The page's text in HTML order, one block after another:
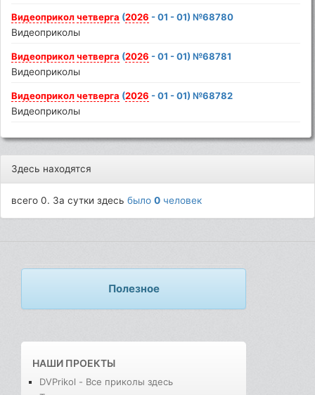
Видеоприкол четверга (2026 - 01 - 01) №68780
Видеоприколы
Видеоприкол четверга (2026 - 01 - 01) №68781
Видеоприколы
Видеоприкол четверга (2026 - 01 - 01) №68782
Видеоприколы
Здесь находятся
всего 0. За сутки здесьбыло0 человек
Полезное
НАШИ ПРОЕКТЫ
DVPrikol - Все приколы здесь